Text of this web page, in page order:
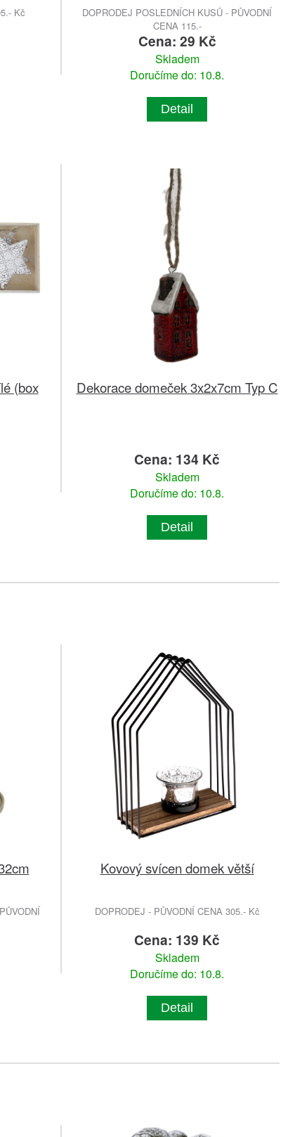
Kč
DOPRODEJ POSLEDNÍCH KUSŮ - PŮVODNÍ
CENA 115.-
Cena: 29 Kč
Skladem
Doručíme do: 10.8.
Detail
(box
Dekorace domeček 3x2x7cm Typ C
Cena: 134 Kč
Skladem
Doručíme do: 10.8.
Detail
Kovový svícen domek větší
DOPRODEJ - PŮVODNÍ CENA 305.- Kč
Cena: 139 Kč
Skladem
Doručíme do: 10.8.
Detail